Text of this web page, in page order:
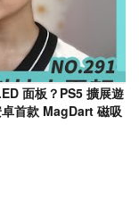
面板？PS5 擴展遊
首款 MagDart 磁吸